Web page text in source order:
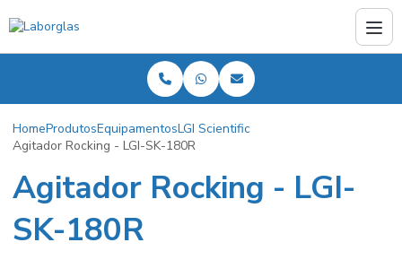
HomeProdutosEquipamentosLGI Scientific
Agitador Rocking - LGI-SK-180R
Agitador Rocking - LGI-
SK-180R